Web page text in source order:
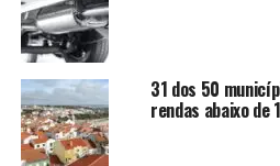
31 dos 50
rendas abaixo de